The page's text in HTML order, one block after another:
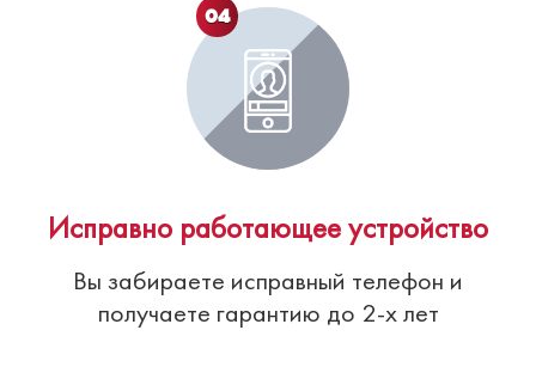
04
Исправно работающее устройство
Вы забираете исправный телефон и
получаете гарантию до 2-х лет